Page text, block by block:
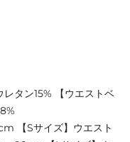
タン15% 【ウエストベ
【Sサイズ】ウエスト